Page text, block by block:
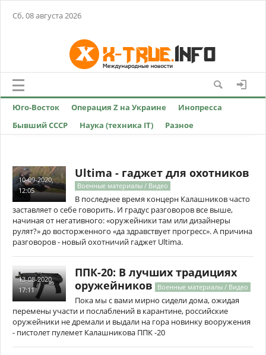
Сб, 08 августа 2026
Юго-Восток Операция Z на Украине
Инопресса
Бывший СССР
Наука (техника IT) Разное
10-09-2020,
12:05
Ultimа - гаджет для охотников
Военные материалы / Видео
В последнее время концерн Калашников часто
заставляет о себе говорить. И градус разговоров все выше,
начиная от негативного: «оружейники там или дизайнеры
рулят?» до восторженного «да здравствует прогресс». А причина
разговоров - новый охотничий гаджет Ultimа.
13-08-2020,
17:11
ППК-20: В лучших традициях
оружейников
Военные материалы / Видео
Пока мы с вами мирно сидели дома, ожидая
перемены участи и послаблений в карантине, российские
оружейники не дремали и выдали на гора новинку вооружения
- пистолет пулемет Калашникова ППК -20